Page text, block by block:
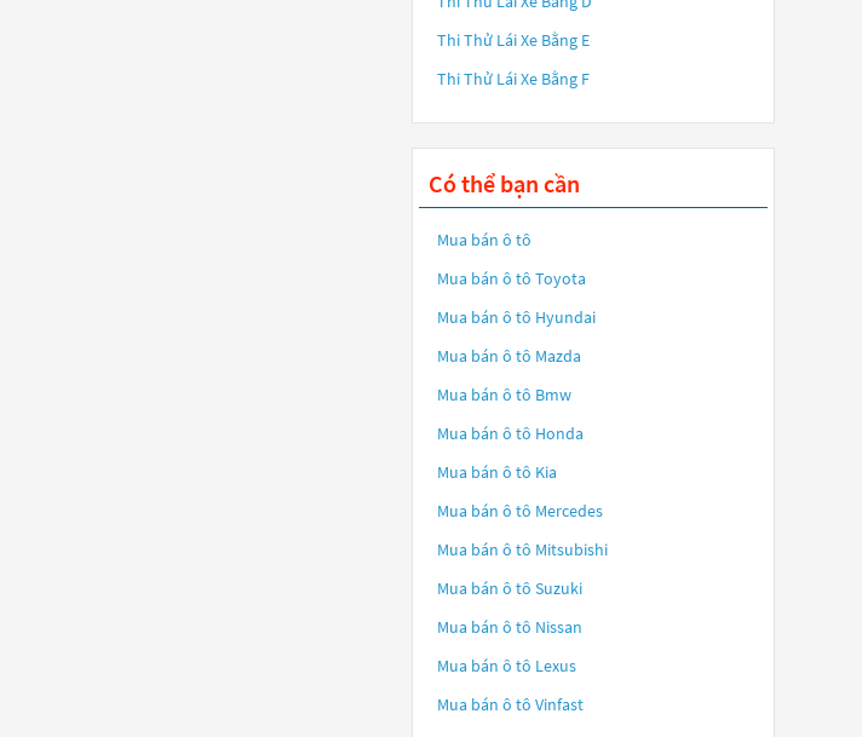
Thi Thử Lái Xe Bằng E
Thi Thử Lái Xe Bằng F
Có thể bạn cần
Mua bán ô tô
Mua bán ô tô Toyota
Mua bán ô tô Hyundai
Mua bán ô tô Mazda
Mua bán ô tô Bmw
Mua bán ô tô Honda
Mua bán ô tô Kia
Mua bán ô tô Mercedes
Mua bán ô tô Mitsubishi
Mua bán ô tô Suzuki
Mua bán ô tô Nissan
Mua bán ô tô Lexus
Mua bán ô tô Vinfast